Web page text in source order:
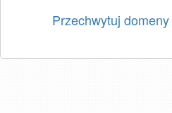
Przechwytuj domeny